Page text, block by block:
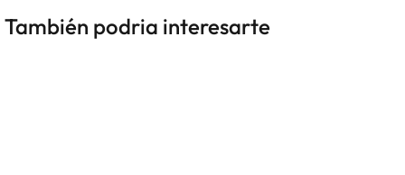
También podria interesarte